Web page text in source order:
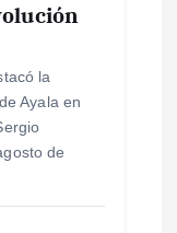
la
Ayala en
de